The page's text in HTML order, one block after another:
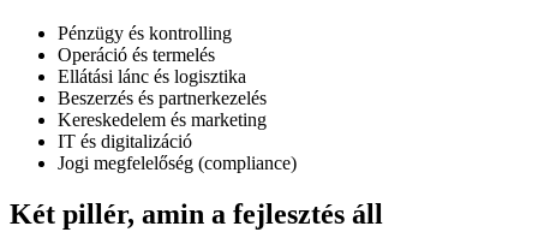
Pénzügy és kontrolling
Operáció és termelés
Ellátási lánc és logisztika
Beszerzés és partnerkezelés
Kereskedelem és marketing
IT és digitalizáció
Jogi megfelelőség (compliance)
Két pillér, amin a fejlesztés áll